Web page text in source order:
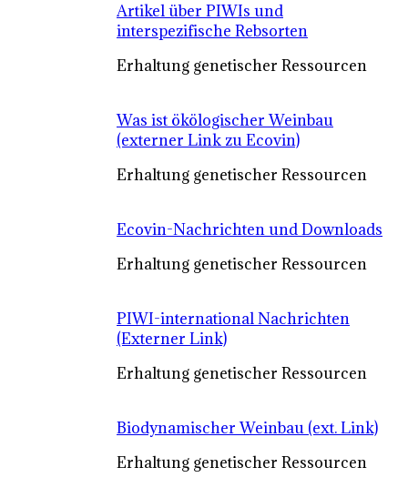
Artikel über PIWIs und
interspezifische Rebsorten
Erhaltung genetischer Ressourcen
Was ist ökölogischer Weinbau
(externer Link zu Ecovin)
Erhaltung genetischer Ressourcen
Ecovin-Nachrichten und Downloads
Erhaltung genetischer Ressourcen
PIWI-international Nachrichten
(Externer Link)
Erhaltung genetischer Ressourcen
Biodynamischer Weinbau (ext. Link)
Erhaltung genetischer Ressourcen